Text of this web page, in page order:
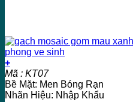
+
Mã : KT07
Bề Mặt: Men Bóng Rạn
Nhãn Hiệu: Nhập Khẩu